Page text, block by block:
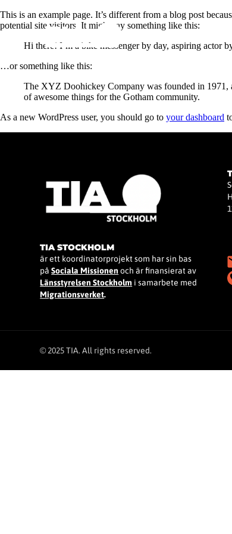
This is an example page. It’s different from a blog post
potential site visitors. It might say something like this:
Hi there! I’m a bike messenger by day, aspiring actor
…or something like this:
The XYZ Doohickey Company was founded in 1971,
of awesome things for the Gotham community.
As a new WordPress user, you should go to your dashboard
TIA STOCKHOLM
är ett koordinatorprojekt som har sin bas
påSociala Missionen och är finansierat av
Länsstyrelsen Stockholm i samarbete med
Migrationsverket.
© 2025 TIA. All rights reserved.